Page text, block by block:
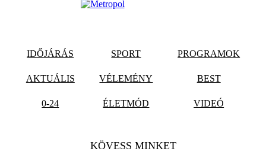
IDŐJÁRÁS SPORT PROGRAMOK
AKTUÁLIS VÉLEMÉNY BEST
0-24 ÉLETMÓD VIDEÓ
KÖVESS MINKET